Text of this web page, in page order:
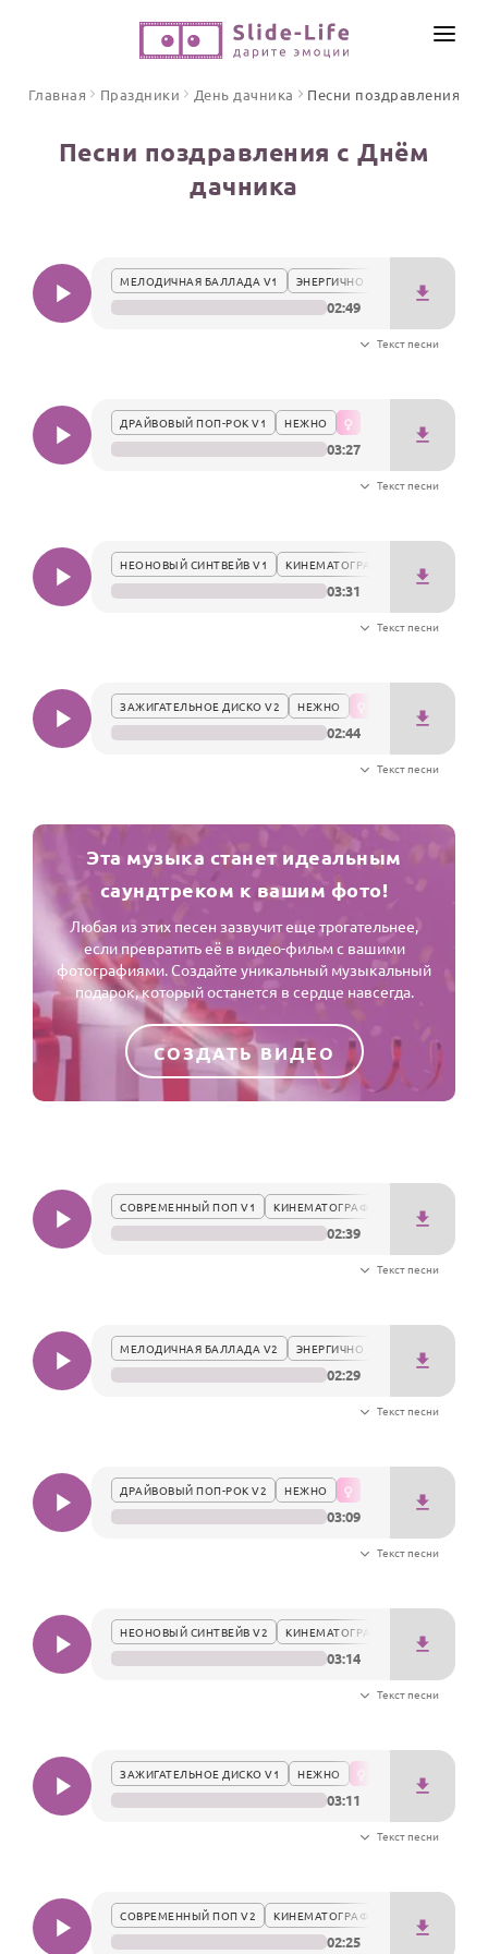
Открытки
Стихи и тексты
С Днем рождения
Юбилей
Календарь праздников
Маме
Папе
Все родственники
ПЕРСОНАЛЬНЫЕ
Пожелания
По именам
По годам
ЦЕНЫ
ОТЗЫВЫ
Главная Праздники День дачника Песни поздравления
Песни поздравления с Днём
дачника
МЕЛОДИЧНАЯ БАЛЛАДА V1 ЭНЕРГИЧНО
02:49
Текст песни
ДРАЙВОВЫЙ ПОП-РОК V1 НЕЖНО
03:27
Текст песни
НЕОНОВЫЙ СИНТВЕЙВ V1 КИНЕМАТОГРАФИЧНО
03:31
Текст песни
ЗАЖИГАТЕЛЬНОЕ ДИСКО V2 НЕЖНО
02:44
Текст песни
Эта музыка станет идеальным
саундтреком к вашим фото!
Любая из этих песен зазвучит еще трогательнее,
если превратить её в видео-фильм с вашими
фотографиями. Создайте уникальный музыкальный
подарок, который останется в сердце навсегда.
СОЗДАТЬ ВИДЕО
СОВРЕМЕННЫЙ ПОП V1 КИНЕМАТОГРАФИЧНО
02:39
Текст песни
МЕЛОДИЧНАЯ БАЛЛАДА V2 ЭНЕРГИЧНО
02:29
Текст песни
ДРАЙВОВЫЙ ПОП-РОК V2 НЕЖНО
03:09
Текст песни
НЕОНОВЫЙ СИНТВЕЙВ V2 КИНЕМАТОГРАФИЧНО
03:14
Текст песни
ЗАЖИГАТЕЛЬНОЕ ДИСКО V1 НЕЖНО
03:11
Текст песни
СОВРЕМЕННЫЙ ПОП V2 КИНЕМАТОГРАФИЧНО
02:25